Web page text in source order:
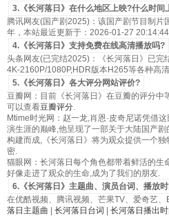
3.《长河落日》在什么地区上映?什么时间
腾讯网友(国产剧2025)：该国产剧节目制片
年，本站最近更新于：2026-01-27
4.《长河落日》支持免费在线高清播放吗?
头条网友(已完结2025)：《长河落日》已完
4K-2160P/1080P,HDR版本H265等各种高
5.《长河落日》各大评分网站评价?
豆瓣网：目前《长河落日》在豆瓣的评分中
可以查看豆瓣评分.
Mtime时光网：赵一龙,肖恩·皮奇尼诺凭借
演生涯的巅峰,他呈现了一部关于大陆国产
构建而成,《长河落日》将为观众提供一个
密.
猫眼网：长河落日每个角色都带着鲜活的生
好像走进了观众的生命,成为了我们的朋友.
6.《长河落日》主题曲、演员台词、播放
在优酷视频、腾讯视频、芒果TV、爱奇艺
落日主题曲
长河落日台词 长河落日播出时